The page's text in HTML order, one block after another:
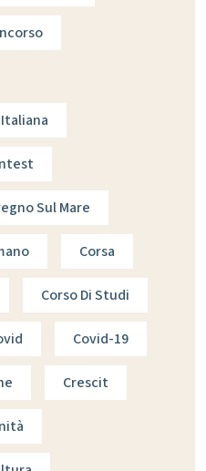
Sul Mare
Corsa
Corso Di Studi
Covid-19
Crescit